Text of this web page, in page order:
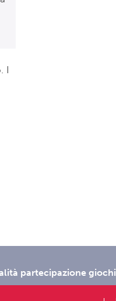
I
partecipazione giochi